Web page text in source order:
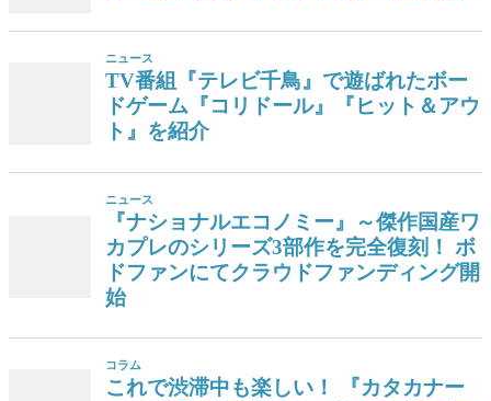
ニュース
TV番組『テレビ千鳥』で遊ばれたボー
ドゲーム『コリドール』『ヒット＆アウ
ト』を紹介
ニュース
『ナショナルエコノミー』～傑作国産ワ
カプレのシリーズ3部作を完全復刻！ ボ
ドファンにてクラウドファンディング開
始
コラム
これで渋滞中も楽しい！ 『カタカナー